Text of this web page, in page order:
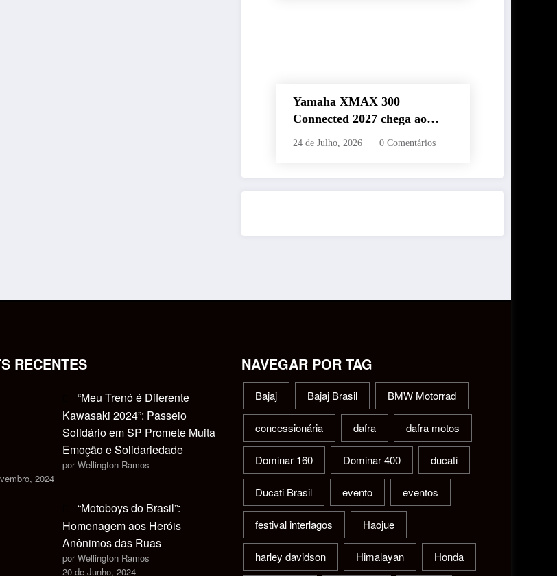
Yamaha XMAX 300
Connected 2027 chega ao
Brasil com novas cores,
24 de Julho, 2026 0 Comentários
RECENTES
“Meu Trenó é Diferente
Kawasaki 2024”: Passeio
Solidário em SP Promete Muita
Emoção e Solidariedade
por Wellington Ramos
2024
“Motoboys do Brasil”:
Homenagem aos Heróis
Anônimos das Ruas
por Wellington Ramos
20 de Junho, 2024
NAVEGAR POR TAG
Bajaj Bajaj Brasil BMW Motorrad
concessionária dafra dafra motos
Dominar 160 Dominar 400 ducati
Ducati Brasil evento eventos
festival interlagos Haojue
harley davidson Himalayan Honda